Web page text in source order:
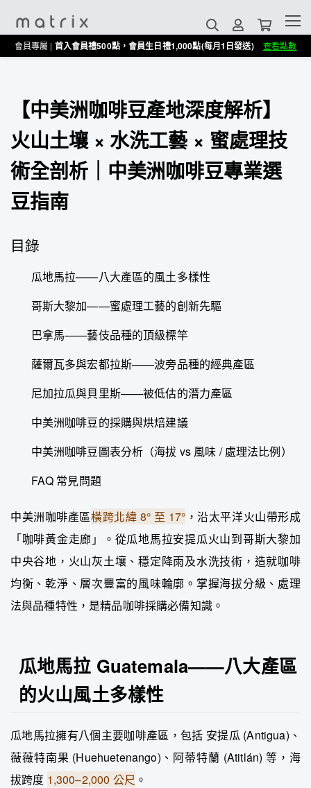
會員專屬 | 首入會員禮500點，會員生日禮1,000點(每月1日發送) 查看點數
【中美洲咖啡豆產地深度解析】
火山土壤 × 水洗工藝 × 蜜處理技
術全剖析｜中美洲咖啡豆專業選
豆指南
目錄
瓜地馬拉——八大產區的風土多樣性
哥斯大黎加——蜜處理工藝的創新先驅
巴拿馬——藝伎品種的頂級標竿
薩爾瓦多與宏都拉斯——波旁品種的經典產區
尼加拉瓜與貝里斯——被低估的潛力產區
中美洲咖啡豆的採購與烘焙建議
中美洲咖啡豆圖表分析（海拔 vs 風味 / 處理法比例）
FAQ 常見問題
中美洲咖啡產區橫跨北緯 8° 至 17° ，沿太平洋火山帶形成
「咖啡黃金走廊」。從瓜地馬拉安提瓜火山到哥斯大黎加
中央谷地，火山灰土壤、穩定降雨及水洗技術，造就咖啡
均衡、乾淨、層次豐富的風味輪廓。掌握海拔分級、處理
法與品種特性，是精品咖啡採購必備知識。
瓜地馬拉 Guatemala——八大產區
的火山風土多樣性
瓜地馬拉擁有八個主要咖啡產區，包括 安提瓜 (Antigua)、
薇薇特南果 (Huehuetenango)、阿蒂特蘭 (Atitlán) 等，海
拔跨度 1,300–2,000 公尺 。